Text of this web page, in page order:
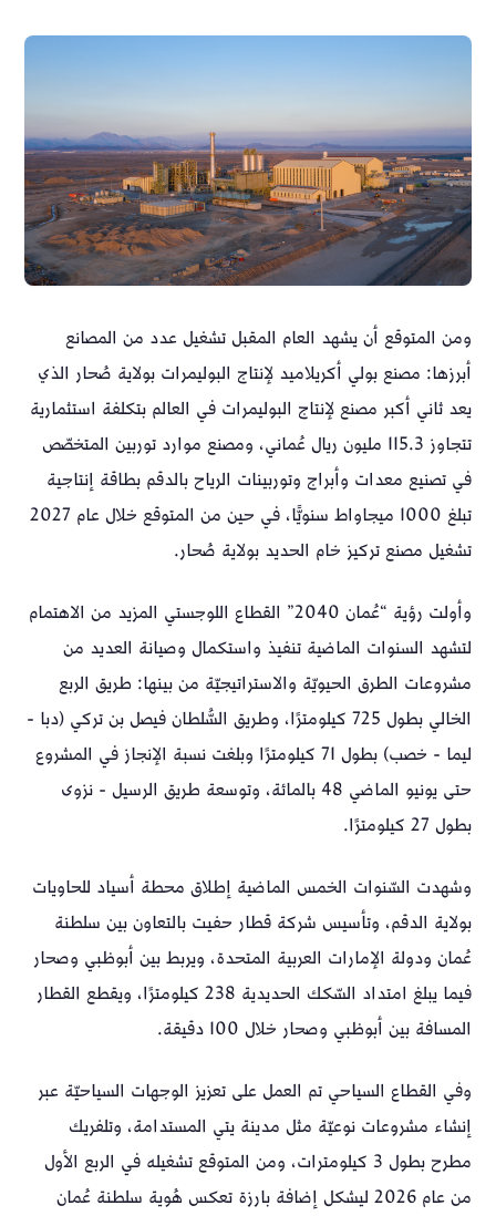
ومن المتوقع أن يشهد العام المقبل تشغيل عدد من المصانع
أبرزها: مصنع بولي أكريلاميد لإنتاج البوليمرات بولاية صُحار الذي
يعد ثاني أكبر مصنع لإنتاج البوليمرات في العالم بتكلفة استثمارية
تتجاوز 115.3 مليون ريال عُماني، ومصنع موارد توربين المتخصّص
في تصنيع معدات وأبراج وتوربينات الرياح بالدقم بطاقة إنتاجية
تبلغ 1000 ميجاواط سنويًّا، في حين من المتوقع خلال عام 2027
تشغيل مصنع تركيز خام الحديد بولاية صُحار.
وأولت رؤية “عُمان 2040” القطاع اللوجستي المزيد من الاهتمام
لتشهد السنوات الماضية تنفيذ واستكمال وصيانة العديد من
مشروعات الطرق الحيويّة والاستراتيجيّة من بينها: طريق الربع
الخالي بطول 725 كيلومترًا، وطريق السُّلطان فيصل بن تركي (دبا -
ليما - خصب) بطول 71 كيلومترًا وبلغت نسبة الإنجاز في المشروع
حتى يونيو الماضي 48 بالمائة، وتوسعة طريق الرسيل - نزوى
بطول 27 كيلومترًا.
وشهدت السّنوات الخمس الماضية إطلاق محطة أسياد للحاويات
بولاية الدقم، وتأسيس شركة قطار حفيت بالتعاون بين سلطنة
عُمان ودولة الإمارات العربية المتحدة، ويربط بين أبوظبي وصحار
فيما يبلغ امتداد السّكك الحديدية 238 كيلومترًا، ويقطع القطار
المسافة بين أبوظبي وصحار خلال 100 دقيقة.
وفي القطاع السياحي تم العمل على تعزيز الوجهات السياحيّة عبر
إنشاء مشروعات نوعيّة مثل مدينة يتي المستدامة، وتلفريك
مطرح بطول 3 كيلومترات، ومن المتوقع تشغيله في الربع الأول
من عام 2026 ليشكل إضافة بارزة تعكس هُوية سلطنة عُمان